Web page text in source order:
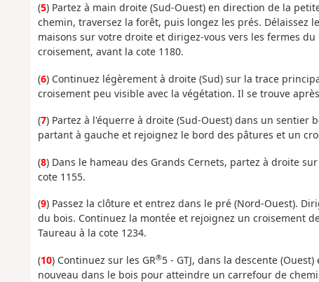
(5) Partez à main droite (Sud-Ouest) en direction de la
chemin, traversez la forêt, puis longez les prés. Délaissez
maisons sur votre droite et dirigez-vous vers les fermes
croisement, avant la cote 1180.
(6) Continuez légèrement à droite (Sud) sur la trace
croisement peu visible avec la végétation. Il se trouve
(7) Partez à l'équerre à droite (Sud-Ouest) dans un
partant à gauche et rejoignez le bord des pâtures et un
(8) Dans le hameau des Grands Cernets, partez à droite
cote 1155.
(9) Passez la clôture et entrez dans le pré (Nord-Ouest).
du bois. Continuez la montée et rejoignez un croisement
Taureau à la cote 1234.
(10) Continuez sur les GR®5 - GTJ, dans la descente
nouveau dans le bois pour atteindre un carrefour de